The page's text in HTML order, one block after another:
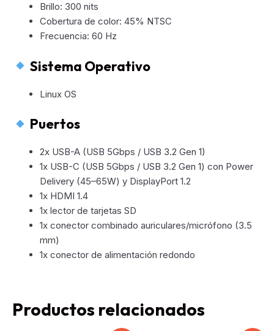
Brillo: 300 nits
Cobertura de color: 45% NTSC
Frecuencia: 60 Hz
Sistema Operativo
Linux OS
Puertos
2x USB-A (USB 5Gbps / USB 3.2 Gen 1)
1x USB-C (USB 5Gbps / USB 3.2 Gen 1) con Power
Delivery (45–65W) y DisplayPort 1.2
1x HDMI 1.4
1x lector de tarjetas SD
1x conector combinado auriculares/micrófono (3.5
mm)
1x conector de alimentación redondo
Productos relacionados